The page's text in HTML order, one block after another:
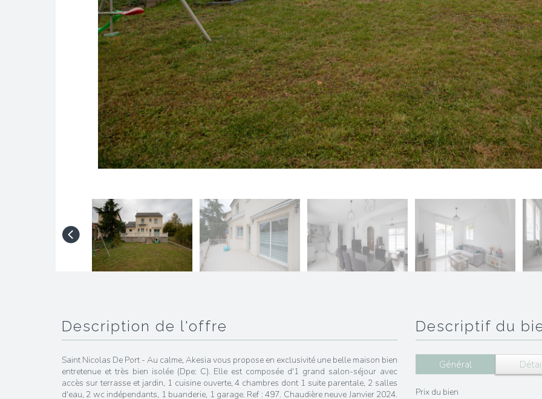
description de l'offre
Saint Nicolas De Port - Au calme, Akesia vous propose en exclusivité une belle maison bien
entretenue et très bien isolée (Dpe: C). Elle est composée d'1 grand salon-séjour avec
accès sur terrasse et jardin, 1 cuisine ouverte, 4 chambres dont 1 suite parentale, 2 salles
d'eau, 2 wc indépendants, 1 buanderie, 1 garage. Ref : 497. Chaudière neuve Janvier 2024.
descriptif du
Général
Prix du bien